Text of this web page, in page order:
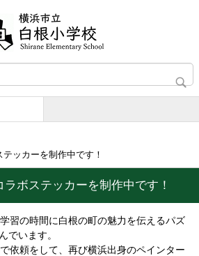
テッカーを制作中です！
ラボステッカーを制作中です！
習の時間に白根の町の魅力を伝えるパズ
でいます。
依頼をして、再び横浜出身のペインター